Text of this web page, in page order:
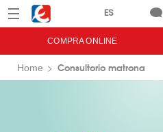
Menú Eroski
COMPRA ONLINE
Home Consultorio matrona